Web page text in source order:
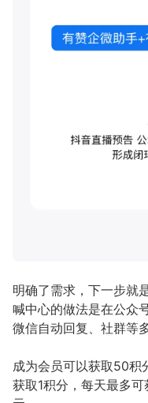
明确了需求，下一步就
喊中心的做法是在公众
微信自动回复、社群等
成为会员可以获取50积
获取1积分，每天最多